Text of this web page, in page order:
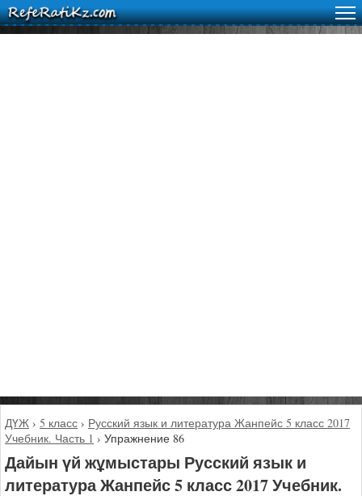
ДҮЖ › 5 класс › Русский язык и литература Жанпейс 5 класс 2017
Учебник. Часть 1 › Упражнение 86
Дайын үй жұмыстары Русский язык и
литература Жанпейс 5 класс 2017 Учебник.